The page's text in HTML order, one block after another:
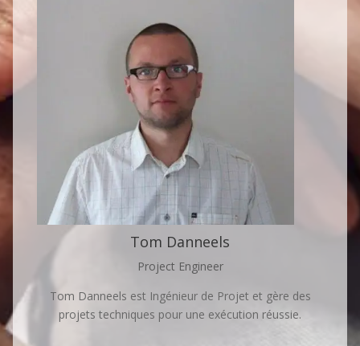
Tom Danneels
Project Engineer
Tom Danneels est Ingénieur de Projet et gère des
projets techniques pour une exécution réussie.